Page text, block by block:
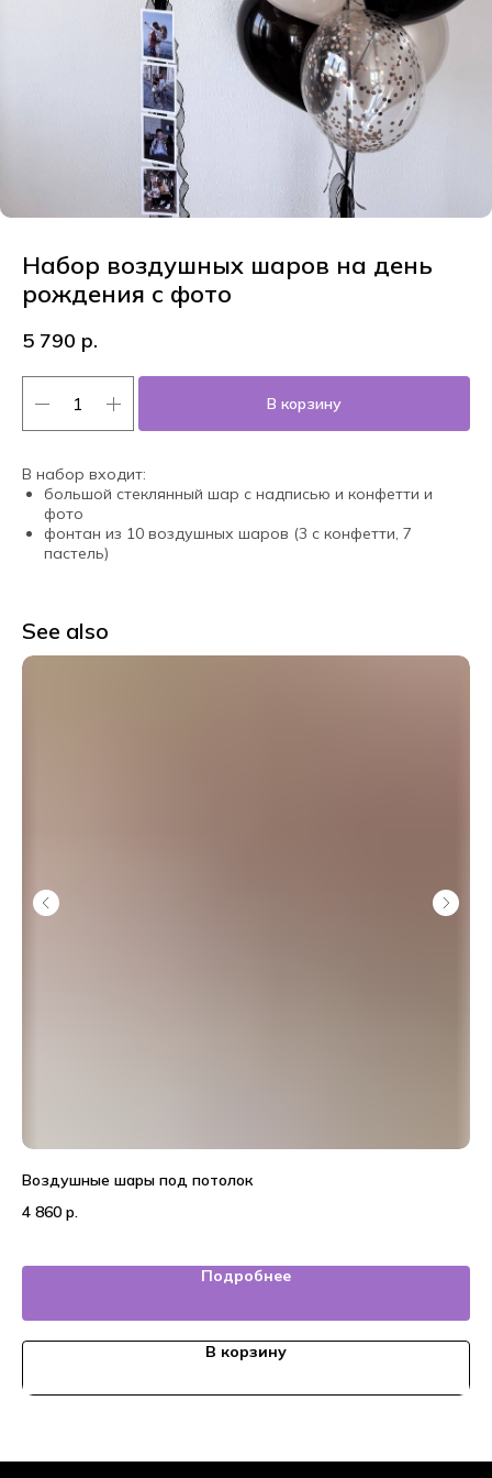
Набор воздушных шаров на день
рождения с фото
5 790 р.
В корзину
В набор входит:
большой стеклянный шар с надписью и конфетти и
фото
фонтан из 10 воздушных шаров (3 с конфетти, 7
пастель)
See also
Воздушные шары под потолок
4 860 р.
Подробнее
В корзину